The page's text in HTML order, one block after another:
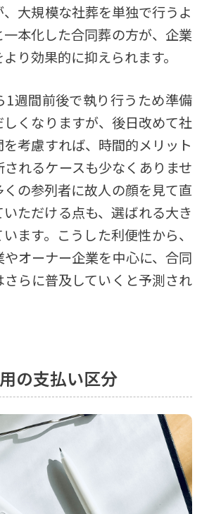
大規模な社葬を単独で行うよ
一本化した合同葬の方が、企業
り効果的に抑えられます。
1週間前後で執り行うため準備
くなりますが、後日改めて社
考慮すれば、時間的メリット
れるケースも少なくありませ
の参列者に故人の顔を見て直
ただける点も、選ばれる大き
ます。こうした利便性から、
オーナー企業を中心に、合同
らに普及していくと予測され
の支払い区分